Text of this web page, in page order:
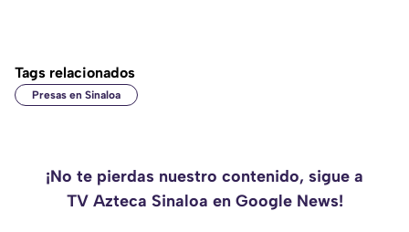
Tags relacionados
Presas en Sinaloa
¡No te pierdas nuestro contenido, sigue a
TV Azteca Sinaloa en Google News!